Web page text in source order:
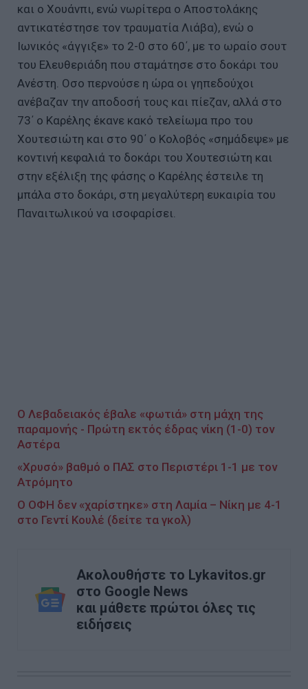
και ο Χουάνπι, ενώ νωρίτερα ο Αποστολάκης
αντικατέστησε τον τραυματία Λιάβα), ενώ ο
Ιωνικός «άγγιξε» το 2-0 στο 60΄, με το ωραίο σουτ
του Ελευθεριάδη που σταμάτησε στο δοκάρι του
Ανέστη. Οσο περνούσε η ώρα οι γηπεδούχοι
ανέβαζαν την αποδοσή τους και πίεζαν, αλλά στο
73΄ ο Καρέλης έκανε κακό τελείωμα προ του
Χουτεσιώτη και στο 90΄ ο Κολοβός «σημάδεψε» με
κοντινή κεφαλιά το δοκάρι του Χουτεσιώτη και
στην εξέλιξη της φάσης ο Καρέλης έστειλε τη
μπάλα στο δοκάρι, στη μεγαλύτερη ευκαιρία του
Παναιτωλικού να ισοφαρίσει.
Ο Λεβαδειακός έβαλε «φωτιά» στη μάχη της
παραμονής - Πρώτη εκτός έδρας νίκη (1-0) τον
Αστέρα
«Χρυσό» βαθμό ο ΠΑΣ στο Περιστέρι 1-1 με τον
Ατρόμητο
O ΟΦΗ δεν «χαρίστηκε» στη Λαμία – Νίκη με 4-1
στο Γεντί Κουλέ (δείτε τα γκολ)
Ακολουθήστε το Lykavitos.gr
στο Google News
και μάθετε πρώτοι όλες τις
ειδήσεις